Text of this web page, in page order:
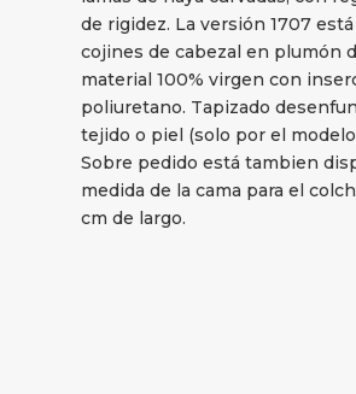
de rigidez. La versión 1707
cojines de cabezal en plumón
material 100% virgen con
poliuretano. Tapizado
tejido o piel (solo por el modelo
Sobre pedido está tambien
medida de la cama para el
cm de largo.